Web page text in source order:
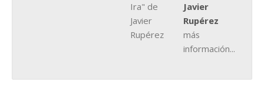
Javier
Rupérez
más
información...